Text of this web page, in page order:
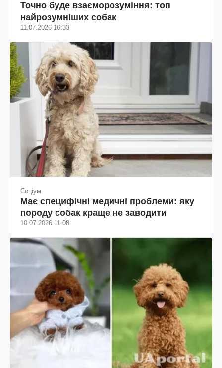
Точно буде взаєморозуміння: топ
найрозумніших собак
11.07.2026 16:33
Соціум
Має специфічні медичні проблеми: яку
породу собак краще не заводити
10.07.2026 11:08